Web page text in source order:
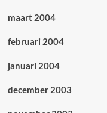
maart 2004
februari 2004
januari 2004
december 2003